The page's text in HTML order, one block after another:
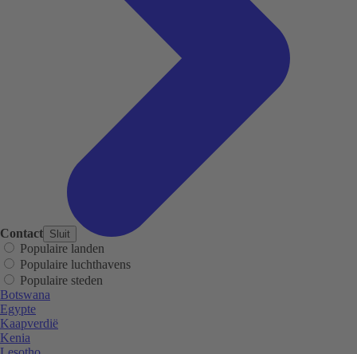
Contact Sluit
Populaire landen
Populaire luchthavens
Populaire steden
Botswana
Egypte
Kaapverdië
Kenia